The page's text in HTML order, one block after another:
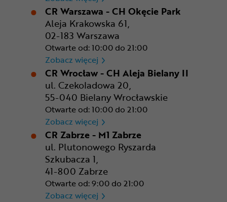
CR Warszawa - CH Okęcie Park
Aleja Krakowska 61,
02-183 Warszawa
Otwarte od: 10:00 do 21:00
Zobacz więcej CR Warszawa - CH Okęcie
CR Wrocław - CH Aleja Bielany II
ul. Czekoladowa 20,
55-040 Bielany Wrocławskie
Otwarte od: 10:00 do 21:00
Zobacz więcej CR Wrocław - CH Aleja
CR Zabrze - M1 Zabrze
ul. Plutonowego Ryszarda
Szkubacza 1,
41-800 Zabrze
Otwarte od: 9:00 do 21:00
Zobacz więcej CR Zabrze - M1 Zabrze